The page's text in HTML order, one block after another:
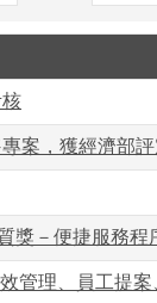
案，獲經濟部評
獎－便捷服務程
管理、員工提